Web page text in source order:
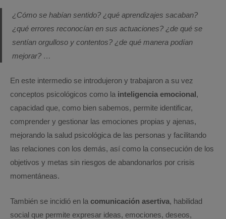
¿Cómo se habían sentido? ¿qué aprendizajes sacaban?
¿qué errores reconocían en sus actuaciones? ¿de qué se
sentían orgulloso y contentos? ¿de qué manera podían
mejorar? …
En este intermedio se introdujeron y trabajaron a su vez
conceptos psicológicos como la inteligencia emocional ,
capacidad que, como bien sabemos, permite identificar,
comprender y gestionar las emociones propias y ajenas,
mejorando la salud psicológica de las personas y facilitando
las relaciones con los demás, así como la consecución de los
objetivos y metas sin riesgos de abandonarlos por crisis
momentáneas.
También se incidió en la comunicación asertiva, habilidad
social que permite expresar ideas, emociones, deseos,